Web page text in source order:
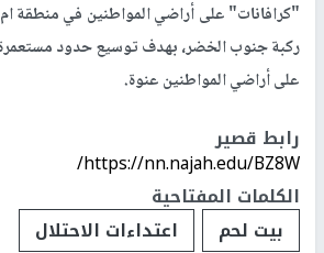
"كرافانات" على أراضي المواطنين في منطقة
ركبة جنوب الخضر، بهدف توسيع حدود
على أراضي المواطنين عنوة.
رابط قصير
https://nn.najah.edu/BZ8W/
الكلمات المفتاحية
بيت لحم
اعتداءات الاحتلال